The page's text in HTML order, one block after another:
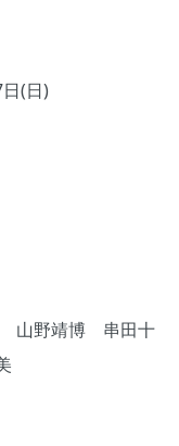
(日)
山野靖博 串田十